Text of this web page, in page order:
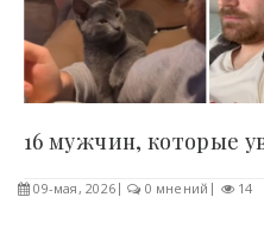
09-мая, 2026 0 мнений 14